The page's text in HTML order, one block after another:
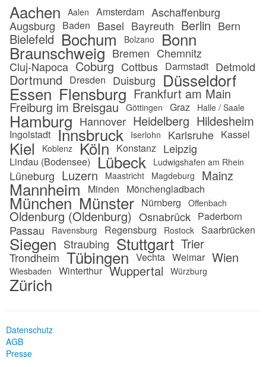
Aachen Aalen Amsterdam Aschaffenburg
Augsburg
Baden Basel Bayreuth Berlin Bern
Bielefeld Bochum Bolzano Bonn
Braunschweig Bremen Chemnitz
Cluj-Napoca Coburg Cottbus Darmstadt Detmold
Dortmund Dresden Duisburg Düsseldorf
Essen Flensburg Frankfurt am Main
Freiburg im Breisgau Göttingen Graz Halle / Saale
Hamburg Hannover Heidelberg Hildesheim
Ingolstadt Innsbruck Iserlohn Karlsruhe Kassel
Kiel Koblenz Köln Konstanz Leipzig
Lindau (Bodensee) Lübeck Ludwigshafen am Rhein
Lüneburg Luzern Maastricht Magdeburg Mainz
Mannheim Minden Mönchengladbach
München Münster Nürnberg Offenbach
Oldenburg (Oldenburg) Osnabrück Paderborn
Passau Ravensburg Regensburg Rostock Saarbrücken
Siegen Straubing Stuttgart Trier
Trondheim Tübingen Vechta Weimar Wien
Wiesbaden Winterthur Wuppertal Würzburg
Zürich
Datenschutz
AGB
Presse